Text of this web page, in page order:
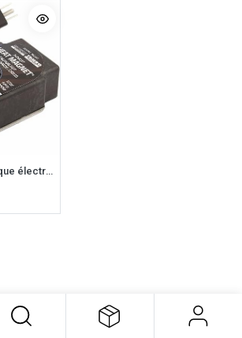
Chauffage magnétique électrique portable